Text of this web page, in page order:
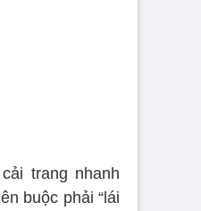
trang nhanh
buộc phải “lái